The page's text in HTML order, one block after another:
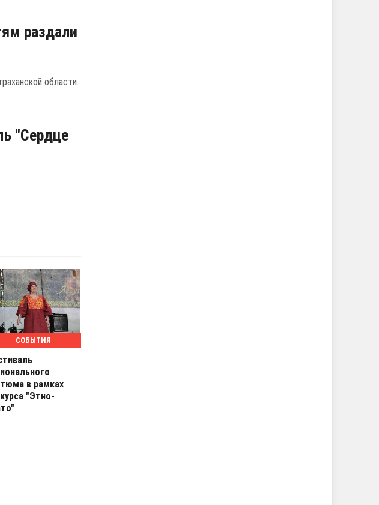
раздали
области.
"Сердце
СОБЫТИЯ
в рамках
"Этно-